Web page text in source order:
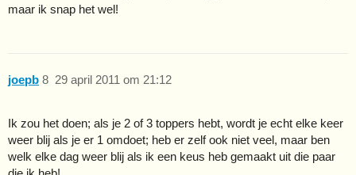
maar ik snap het wel!
joepb 29 april 2011 om 21:12
8
Ik zou het doen; als je 2 of 3 toppers hebt, wordt je echt elke keer
weer blij als je er 1 omdoet; heb er zelf ook niet veel, maar ben
welk elke dag weer blij als ik een keus heb gemaakt uit die paar